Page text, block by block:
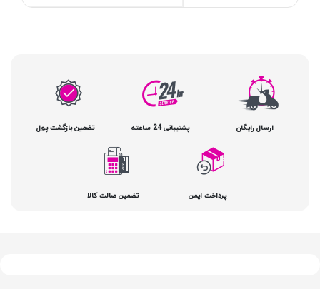
ارسال رایگان پشتیبانی 24 ساعته تضمین بازگشت پول
پرداخت ایمن تضمین صالت کالا